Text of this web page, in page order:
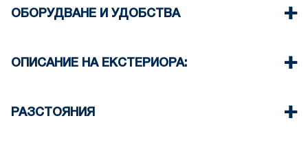
ОБОРУДВАНЕ И УДОБСТВА
Климатик
Пералня
ОПИСАНИЕ НА ЕКСТЕРИОРА:
Има възможност за паркиране на улицата
РАЗСТОЯНИЯ